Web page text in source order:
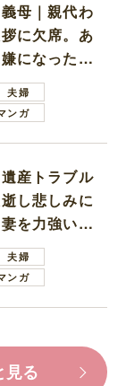
母｜親代わ
に欠席。あ
になった義
夫婦
ンガ
遺産トラブル
し悲しみに
を力強い言
夫婦
ンガ
見る